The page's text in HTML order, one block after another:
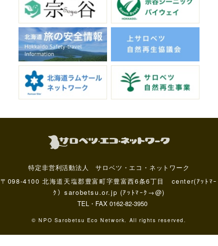
特定非営利活動法人 サロベツ・エコ・ネットワーク
〒098-4100 北海道天塩郡豊富町字豊富西6条6丁目 center(ｱｯﾄﾏｰ
ｸ）sarobetsu.or.jp (ｱｯﾄﾏｰｸ→@)
TEL・FAX 0162-82-3950
© NPO Sarobetsu Eco Network. All rights reserved.